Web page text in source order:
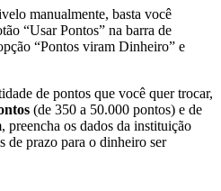
manualmente, basta você
“Usar Pontos” na barra de
“Pontos viram Dinheiro” e
de pontos que você quer trocar,
(de 350 a 50.000 pontos) e de
preencha os dados da instituição
de prazo para o dinheiro ser